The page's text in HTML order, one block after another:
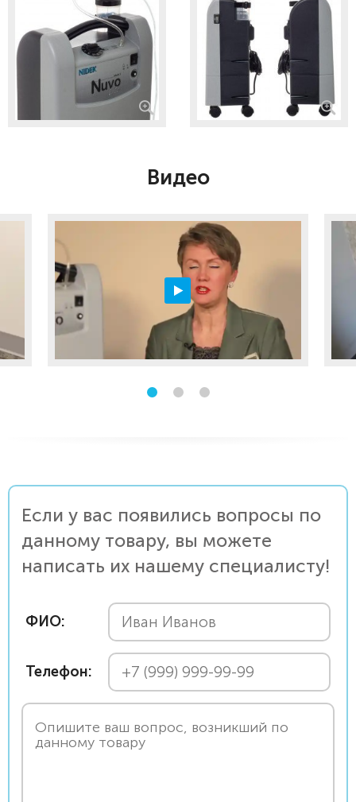
Видео
Если у вас появились вопросы по
данному товару, вы можете
написать их нашему специалисту!
ФИО:
Телефон: